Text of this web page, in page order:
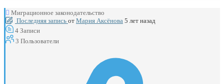
Миграционное законодательство
Последняя запись от Мария Аксёнова 5 лет назад
4 Записи
3 Пользователи